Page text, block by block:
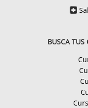
BUSCA TUS